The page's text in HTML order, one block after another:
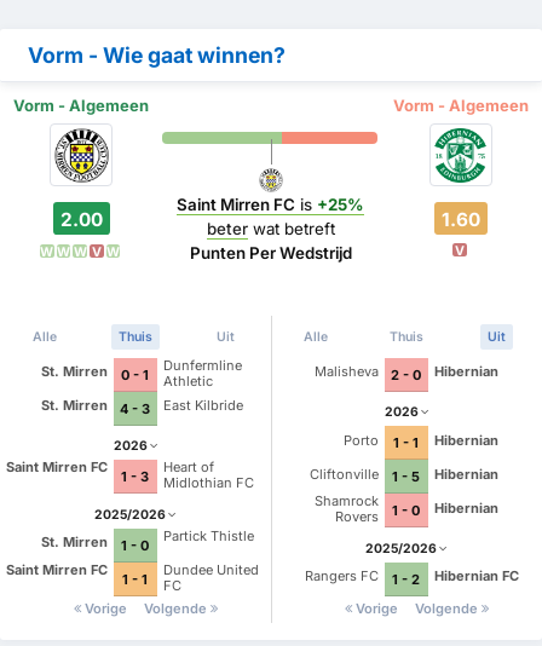
Vorm - Wie gaat winnen?
Vorm - Algemeen Vorm - Algemeen
2.00
W W W V W
Saint Mirren FC is +25%
beterwat betreft
Punten Per Wedstrijd
1.60
V
Alle Thuis Uit
St. Mirren 0 - 1
Dunfermline
Athletic
St. Mirren
4 - 3 East Kilbride
2026
Saint Mirren FC
1 - 3
Heart of
Midlothian FC
2025/2026
St. Mirren 1 - 0
Partick Thistle
Saint Mirren FC
1 - 1
Dundee United
FC
Vorige
Volgende
Alle Thuis Uit
Malisheva 2 - 0 Hibernian
2026
Porto 1 - 1
Hibernian
Cliftonville
1 - 5
Hibernian
Shamrock
Rovers
1 - 0 Hibernian
2025/2026
Rangers FC 1 - 2
Hibernian FC
Vorige
Volgende